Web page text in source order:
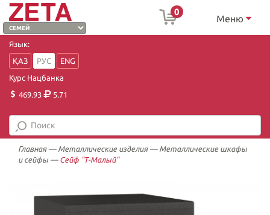
0
Меню
Язык:
ҚАЗ
РУС
ENG
Курс Нацбанка
469.93
5.71
Главная— Металлические изделия— Металлические шкафы
и сейфы — Сейф "Т-Малый"